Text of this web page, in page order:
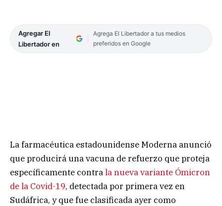
Agregar El
Libertador en
Agrega El Libertador a tus medios
preferidos en Google
La farmacéutica estadounidense Moderna anunció
que producirá una vacuna de refuerzo que proteja
específicamente contrala nueva variante Ómicron
de la Covid-19, detectada por primera vez en
Sudáfrica, y que fue clasificada ayer como